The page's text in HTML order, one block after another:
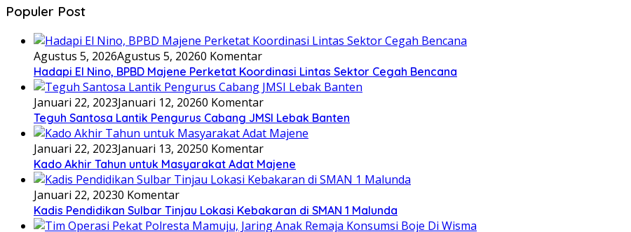
Populer Post
Agustus 5, 2026Agustus 5, 20260 Komentar
Hadapi El Nino, BPBD Majene Perketat Koordinasi Lintas Sektor Cegah Bencana
Januari 22, 2023Januari 12, 20260 Komentar
Teguh Santosa Lantik Pengurus Cabang JMSI Lebak Banten
Januari 22, 2023Januari 13, 20250 Komentar
Kado Akhir Tahun untuk Masyarakat Adat Majene
Januari 22, 20230 Komentar
Kadis Pendidikan Sulbar Tinjau Lokasi Kebakaran di SMAN 1 Malunda